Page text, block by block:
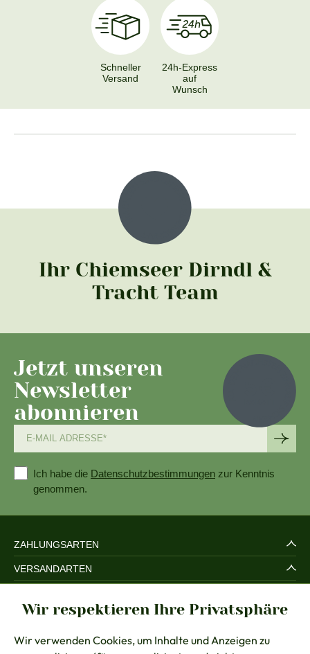
Schneller
Versand
24h-Express
auf
Wunsch
Ihr Chiemseer Dirndl &
Tracht Team
Jetzt unseren
Newsletter
abonnieren
Ich habe die Datenschutzbestimmungen zur Kenntnis
genommen.
ZAHLUNGSARTEN
VERSANDARTEN
RECHTLICHES
BERATUNG
Wir respektieren Ihre Privatsphäre
Wir verwenden Cookies, um Inhalte und Anzeigen zu